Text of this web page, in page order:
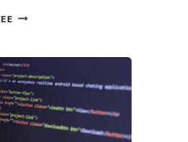
ТАСК-
ПОЛЕЗНЫХ
ИНСТРУМЕНТОВ
ДЛЯ
РАБОТЫ